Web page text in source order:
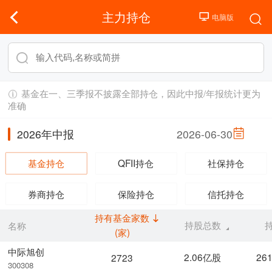
主力持仓
基金在一、三季报不披露全部持仓，因此中报/年报统计更为
准确
2026年中报 2026-06-30
基金持仓 QFII持仓 社保持仓
券商持仓 保险持仓 信托持仓
名称
中际旭创
300308
持有基金家数
(家)
持股总数
2723 2.06亿股